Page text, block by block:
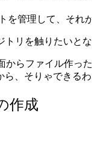
を管理して、それ
リを触りたいと
からファイル作っ
ら、そりゃできるわ
作成